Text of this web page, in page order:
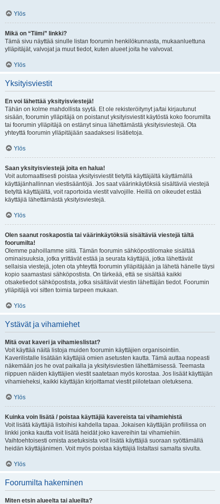
Ylös
Mikä on “Tiimi” linkki?
Tämä sivu näyttää sinulle listan foorumin henkilökunnasta, mukaanluettuna
ylläpitäjät, valvojat ja muut tiedot, kuten alueet joita he valvovat.
Ylös
Yksityisviestit
En voi lähettää yksityisviestejä!
Tähän on kolme mahdollista syytä. Et ole rekisteröitynyt ja/tai kirjautunut
sisään, foorumin ylläpitäjä on poistanut yksityisviestit käytöstä koko foorumilta
tai foorumin ylläpitäjä on estänyt sinua lähettämästä yksityisviestejä. Ota
yhteyttä foorumin ylläpitäjään saadaksesi lisätietoja.
Ylös
Saan yksityisviestejä joita en halua!
Voit automaattisesti poistaa yksityisviestit tietyltä käyttäjältä käyttämällä
käyttäjänhallinnan viestisääntöjä. Jos saat väärinkäytöksiä sisältäviä viestejä
tietyltä käyttäjältä, voit raportoida viestit valvojille. Heillä on oikeudet estää
käyttäjiä lähettämästä yksityisviestejä.
Ylös
Olen saanut roskapostia tai väärinkäytöksiä sisältäviä viestejä tältä
foorumilta!
Olemme pahoillamme siitä. Tämän foorumin sähköpostilomake sisältää
ominaisuuksia, jotka yrittävät estää ja seurata käyttäjiä, jotka lähettävät
sellaisia viestejä, joten ota yhteyttä foorumin ylläpitäjään ja lähetä hänelle täysi
kopio saamastasi sähköpostista. On tärkeää, että se sisältää kaikki
otsaketiedot sähköpostista, jotka sisältävät viestin lähettäjän tiedot. Foorumin
ylläpitäjä voi sitten toimia tarpeen mukaan.
Ylös
Ystävät ja vihamiehet
Mitä ovat kaveri ja vihamieslistat?
Voit käyttää näitä listoja muiden foorumin käyttäjien organisointiin.
Kaverilistalle lisätään käyttäjiä omien asetusten kautta. Tämä auttaa nopeasti
näkemään jos he ovat paikalla ja yksityisviestien lähettämisessä. Teemasta
riippuen näiden käyttäjien viestit saatetaan myös korostaa. Jos lisäät käyttäjän
vihamieheksi, kaikki käyttäjän kirjoittamat viestit piilotetaan oletuksena.
Ylös
Kuinka voin lisätä / poistaa käyttäjiä kavereista tai vihamiehistä
Voit lisätä käyttäjiä listoihisi kahdella tapaa. Jokaisen käyttäjän profiilissa on
linkki jonka kautta voit lisätä heidät joko kavereihin tai vihamiehiin.
Vaihtoehtoisesti omista asetuksista voit lisätä käyttäjiä suoraan syöttämällä
heidän käyttäjänimen. Voit myös poistaa käyttäjiä listaltasi samalta sivulta.
Ylös
Foorumilta hakeminen
Miten etsin alueelta tai alueilta?